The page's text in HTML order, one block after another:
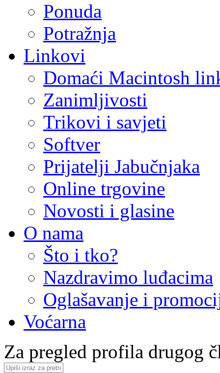
Ponuda
Potražnja
Linkovi
Domaći Macintosh
Zanimljivosti
Trikovi i savjeti
Softver
Prijatelji Jabučnjaka
Online trgovine
Novosti i glasine
O nama
Što i tko?
Nazdravimo luđacima
Oglašavanje i
Voćarna
Za pregled profila drugog